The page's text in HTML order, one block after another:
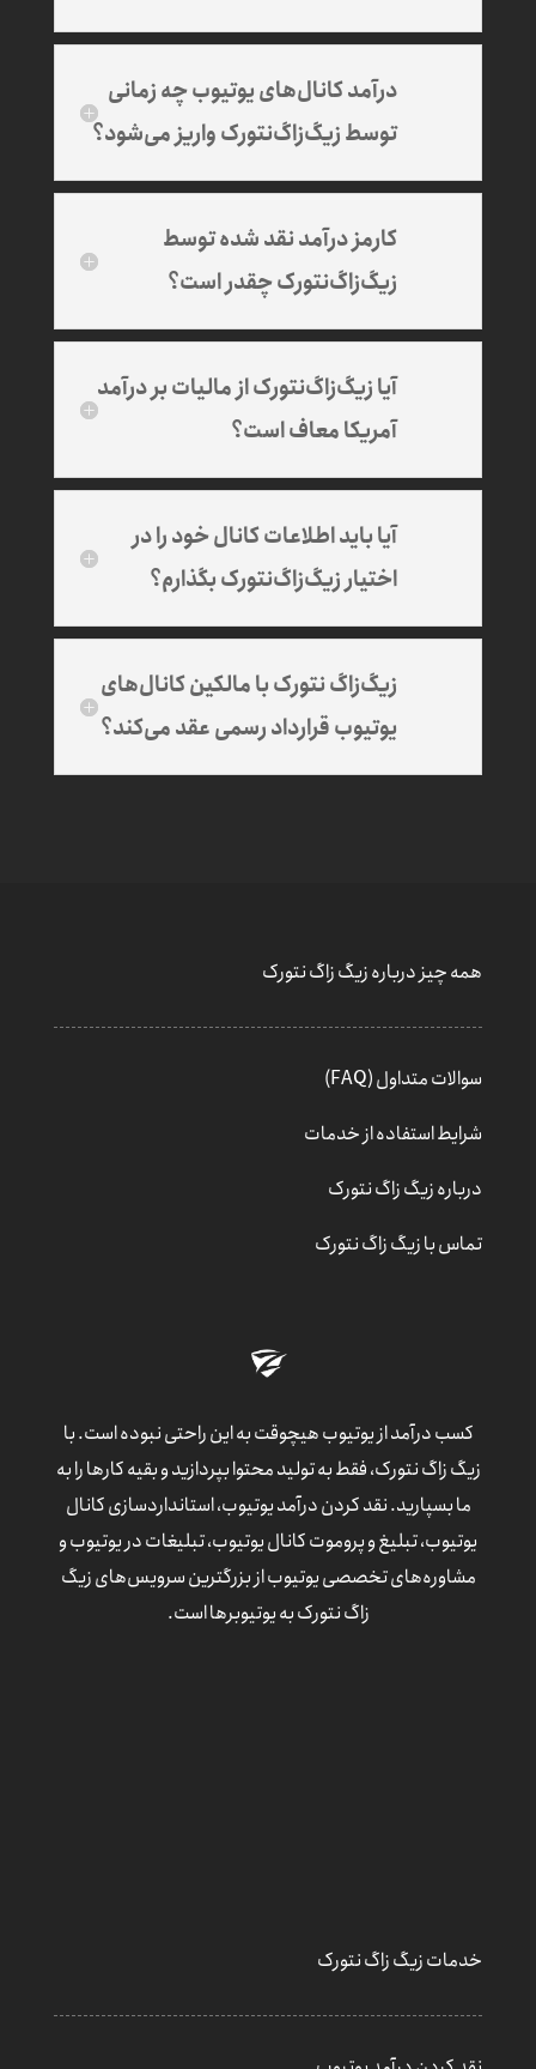
درآمد کانال‌های یوتیوب چه زمانی
توسط زیگ‌زاگ‌نتورک واریز می‌شود؟
کارمز درآمد نقد شده توسط
زیگ‌زاگ‌نتورک چقدر است؟
آیا زیگ‌زاگ‌نتورک از مالیات بر درآمد
آمریکا معاف است؟
آیا باید اطلاعات کانال خود را در
اختیار زیگ‌زاگ‌نتورک بگذارم؟
زیگ‌زاگ نتورک با مالکین کانال‌های
یوتیوب قرارداد رسمی عقد می‌کند؟
خدمات زیگ زاگ نتورک
همه چیز درباره زیگ زاگ نتورک
سوالات متداول (FAQ)
شرایط استفاده از خدمات
درباره زیگ زاگ نتورک
تماس با زیگ زاگ نتورک
کسب درآمد از یوتیوب هیچوقت به این راحتی نبوده است. با
زیگ زاگ نتورک، فقط به تولید محتوا بپردازید و بقیه کارها را به
ما بسپارید. نقد کردن درآمد یوتیوب، استانداردسازی کانال
یوتیوب، تبلیغ و پروموت کانال یوتیوب، تبلیغات در یوتیوب و
مشاوره‌های تخصصی یوتیوب از بزرگترین سرویس‌های زیگ
زاگ نتورک به یوتیوبرها است.